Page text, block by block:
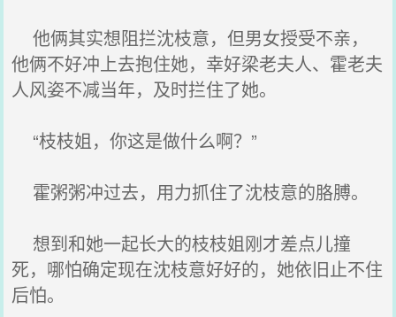
他俩其实想阻拦沈枝意，但男女授受不亲，
他俩不好冲上去抱住她，幸好梁老夫人、霍老夫
人风姿不减当年，及时拦住了她。
“枝枝姐，你这是做什么啊？”
霍粥粥冲过去，用力抓住了沈枝意的胳膊。
想到和她一起长大的枝枝姐刚才差点儿撞
死，哪怕确定现在沈枝意好好的，她依旧止不住
后怕。